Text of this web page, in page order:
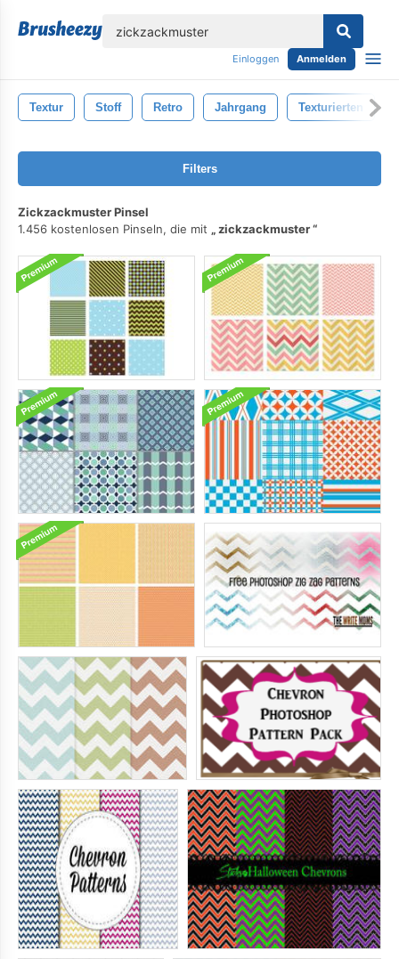
Einloggen Anmelden
Textur Stoff Retro Jahrgang Texturierten
Filters
Zickzackmuster Pinsel
1.456 kostenlosen Pinseln, die mit
zickzackmuster